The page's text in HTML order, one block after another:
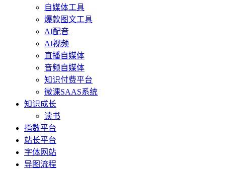
自媒体工具
爆款图文工具
AI配音
AI视频
直播自媒体
音频自媒体
知识付费平台
微课SAAS系统
知识成长
读书
指数平台
站长平台
字体网站
导图流程